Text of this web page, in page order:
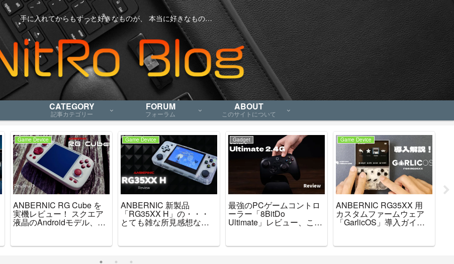
手に入れてからもずっと好きなものが、 本当に好きなもの…
CATEGORY
記事カテゴリー
FORUM
フォーラム
ABOUT
このサイトについて
Game Device
ANBERNIC RG Cube を
実機レビュー！ スクエア
液晶のAndroidモデル、ニ
Game Device
ANBERNIC 新製品
「RG35XX H」の・・・
とても雑な所見感想など
Gadget
最強のPCゲームコントロ
ーラー「8BitDo
Ultimate」レビュー、これ
Game Device
ANBERNIC RG35XX 用
カスタムファームウェア
「GarlicOS」導入ガイ